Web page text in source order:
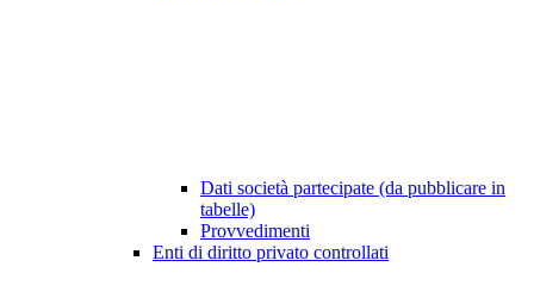
Dati società partecipate (da pubblicare in
tabelle)
Provvedimenti
Enti di diritto privato controllati